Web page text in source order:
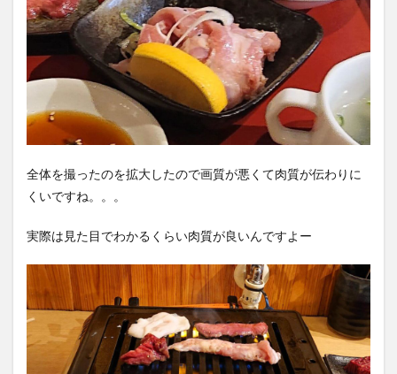
全体を撮ったのを拡大したので画質が悪くて肉質が伝わりに
くいですね。。。
実際は見た目でわかるくらい肉質が良いんですよー